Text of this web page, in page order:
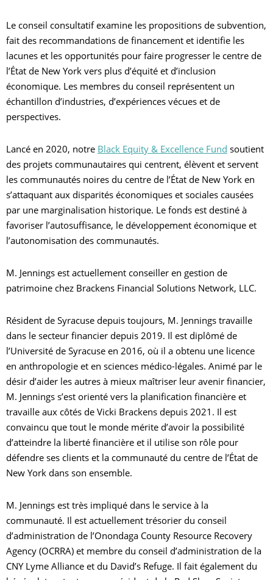
Le conseil consultatif examine les propositions de subvention,
fait des recommandations de financement et identifie les
lacunes et les opportunités pour faire progresser le centre de
l’État de New York vers plus d’équité et d’inclusion
économique. Les membres du conseil représentent un
échantillon d’industries, d’expériences vécues et de
perspectives.
Lancé en 2020, notre Black Equity & Excellence Fund soutient
des projets communautaires qui centrent, élèvent et servent
les communautés noires du centre de l’État de New York en
s’attaquant aux disparités économiques et sociales causées
par une marginalisation historique. Le fonds est destiné à
favoriser l’autosuffisance, le développement économique et
l’autonomisation des communautés.
M. Jennings est actuellement conseiller en gestion de
patrimoine chez Brackens Financial Solutions Network, LLC.
Résident de Syracuse depuis toujours, M. Jennings travaille
dans le secteur financier depuis 2019. Il est diplômé de
l’Université de Syracuse en 2016, où il a obtenu une licence
en anthropologie et en sciences médico-légales. Animé par le
désir d’aider les autres à mieux maîtriser leur avenir financier,
M. Jennings s’est orienté vers la planification financière et
travaille aux côtés de Vicki Brackens depuis 2021. Il est
convaincu que tout le monde mérite d’avoir la possibilité
d’atteindre la liberté financière et il utilise son rôle pour
défendre ses clients et la communauté du centre de l’État de
New York dans son ensemble.
M. Jennings est très impliqué dans le service à la
communauté. Il est actuellement trésorier du conseil
d’administration de l’Onondaga County Resource Recovery
Agency (OCRRA) et membre du conseil d’administration de la
CNY Lyme Alliance et du David’s Refuge. Il fait également du